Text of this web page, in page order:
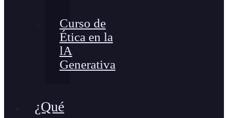
Curso de
Ética en la
lA
Generativa
¿Qué